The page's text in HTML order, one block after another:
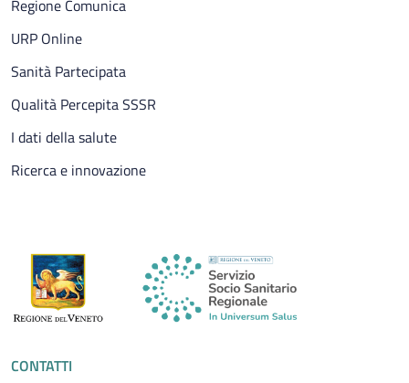
Regione Comunica
URP Online
Sanità Partecipata
Qualità Percepita SSSR
I dati della salute
Ricerca e innovazione
CONTATTI